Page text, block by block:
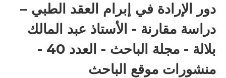
دور الإرادة في إبرام العقد الطبي –
دراسة مقارنة - الأستاذ عبد المالك
بلالة - مجلة الباحث - العدد 40 -
منشورات موقع الباحث